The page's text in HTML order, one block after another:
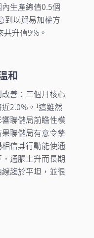
生產總值0.5個
到以貿易加權方
升值9%。
和
善：三個月核心
2.0%。 1這雖然
聯儲局前瞻性模
聯儲局有意令孳
信其行動能使通
通脹上升而長期
趨於平坦，並很